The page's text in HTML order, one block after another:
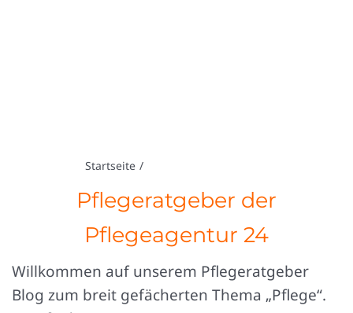
Startseite
Pflegeratgeber der
Pflegeagentur 24
Willkommen auf unserem Pflegeratgeber
Blog zum breit gefächerten Thema „Pflege“.